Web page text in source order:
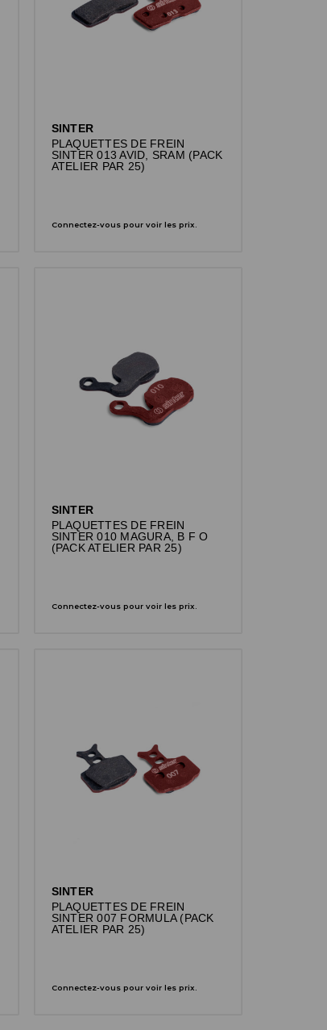
SINTER
PLAQUETTES DE FREIN
SINTER 013 AVID, SRAM (PACK
ATELIER PAR 25)
Connectez-vous pour voir les prix.
SINTER
PLAQUETTES DE FREIN
SINTER 010 MAGURA, B F O
(PACK ATELIER PAR 25)
Connectez-vous pour voir les prix.
SINTER
PLAQUETTES DE FREIN
SINTER 007 FORMULA (PACK
ATELIER PAR 25)
Connectez-vous pour voir les prix.